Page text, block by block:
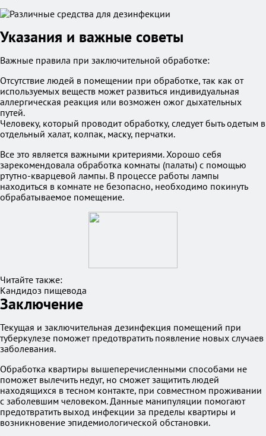
Указания и важные советы
Важные правила при заключительной обработке:
Отсутствие людей в помещении при обработке, так как от
используемых веществ может развиться индивидуальная
аллергическая реакция или возможен ожог дыхательных
путей.
Человеку, который проводит обработку, следует быть одетым в
отдельный халат, колпак, маску, перчатки.
Все это является важными критериями. Хорошо себя
зарекомендовала обработка комнаты (палаты) с помощью
ртутно-кварцевой лампы. В процессе работы лампы
находиться в комнате не безопасно, необходимо покинуть
обрабатываемое помещение.
Читайте также:
Кандидоз пищевода
Заключение
Текущая и заключительная дезинфекция помещений при
туберкулезе поможет предотвратить появление новых случаев
заболевания.
Обработка квартиры вышеперечисленными способами не
поможет вылечить недуг, но сможет защитить людей
находящихся в тесном контакте, при совместном проживании
с заболевшим человеком. Данные манипуляции помогают
предотвратить выход инфекции за пределы квартиры и
возникновение эпидемиологической обстановки.